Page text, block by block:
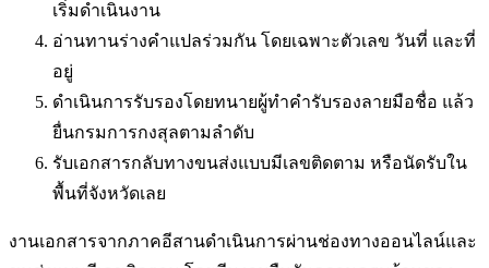
เริ่มดำเนินงาน
อ่านทานร่างคำแปลร่วมกัน โดยเฉพาะตัวเลข วันที่ และที่
อยู่
ดำเนินการรับรองโดยทนายผู้ทำคำรับรองลายมือชื่อ แล้ว
ยื่นกรมการกงสุลตามลำดับ
รับเอกสารกลับทางขนส่งแบบมีเลขติดตาม หรือนัดรับใน
พื้นที่จังหวัดเลย
งานเอกสารจากภาคอีสานดำเนินการผ่านช่องทางออนไลน์และ